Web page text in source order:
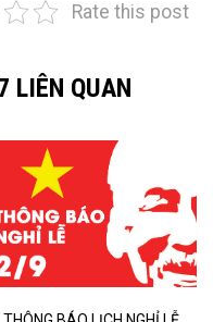
Rate this post
LIÊN QUAN